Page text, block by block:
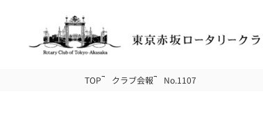
TOP クラブ会報 No.1107